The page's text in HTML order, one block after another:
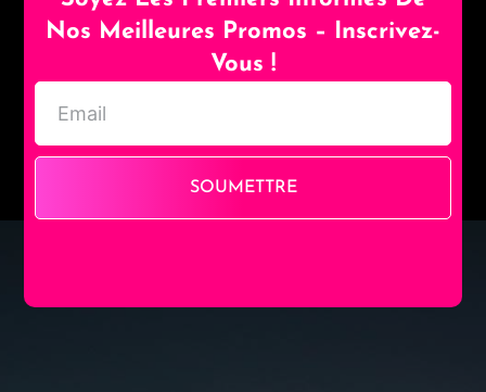
Nos Meilleures Promos – Inscrivez-
Vous !
SOUMETTRE